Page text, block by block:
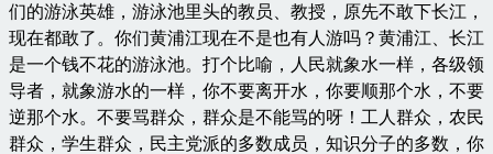
们的游泳英雄，游泳池里头的教员、教授，原先不敢下长江，
现在都敢了。你们黄浦江现在不是也有人游吗？黄浦江、长江
是一个钱不花的游泳池。打个比喻，人民就象水一样，各级领
导者，就象游水的一样，你不要离开水，你要顺那个水，不要
逆那个水。不要骂群众，群众是不能骂的呀！工人群众，农民
群众，学生群众，民主党派的多数成员，知识分子的多数，你